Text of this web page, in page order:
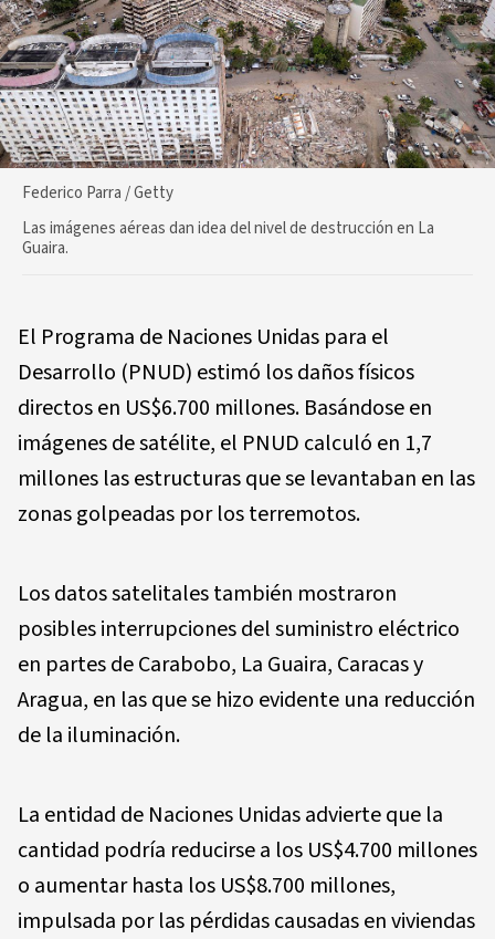
Federico Parra / Getty
Las imágenes aéreas dan idea del nivel de destrucción en La
Guaira.
El Programa de Naciones Unidas para el
Desarrollo (PNUD) estimó los daños físicos
directos en US$6.700 millones. Basándose en
imágenes de satélite, el PNUD calculó en 1,7
millones las estructuras que se levantaban en las
zonas golpeadas por los terremotos.
Los datos satelitales también mostraron
posibles interrupciones del suministro eléctrico
en partes de Carabobo, La Guaira, Caracas y
Aragua, en las que se hizo evidente una reducción
de la iluminación.
La entidad de Naciones Unidas advierte que la
cantidad podría reducirse a los US$4.700 millones
o aumentar hasta los US$8.700 millones,
impulsada por las pérdidas causadas en viviendas